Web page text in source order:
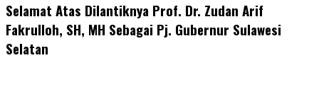
Selamat Atas Dilantiknya Prof. Dr. Zudan Arif
Fakrulloh, SH, MH Sebagai Pj. Gubernur Sulawesi
Selatan